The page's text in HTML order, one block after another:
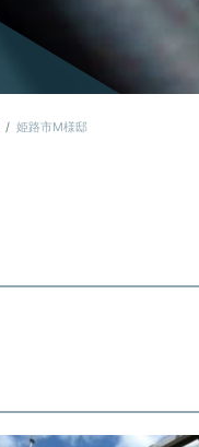
姫路市Ⅿ様邸